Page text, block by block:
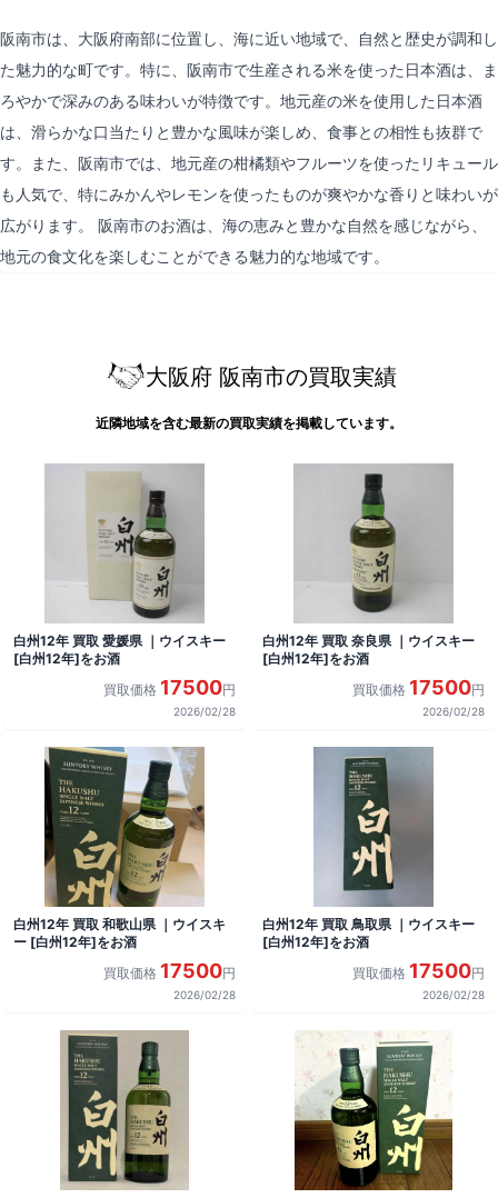
阪南市は、大阪府南部に位置し、海に近い地域で、自然と歴史が調和し
た魅力的な町です。特に、阪南市で生産される米を使った日本酒は、ま
ろやかで深みのある味わいが特徴です。地元産の米を使用した日本酒
は、滑らかな口当たりと豊かな風味が楽しめ、食事との相性も抜群で
す。また、阪南市では、地元産の柑橘類やフルーツを使ったリキュール
も人気で、特にみかんやレモンを使ったものが爽やかな香りと味わいが
広がります。 阪南市のお酒は、海の恵みと豊かな自然を感じながら、
地元の食文化を楽しむことができる魅力的な地域です。
大阪府 阪南市の買取実績
近隣地域を含む最新の買取実績を掲載しています。
白州12年 買取 愛媛県 ｜ウイスキー
[白州12年]をお酒
買取価格 17500円
2026/02/28
白州12年 買取 奈良県 ｜ウイスキー
[白州12年]をお酒
買取価格 17500円
2026/02/28
白州12年 買取 和歌山県 ｜ウイスキ
ー [白州12年]をお酒
買取価格 17500円
2026/02/28
白州12年 買取 鳥取県 ｜ウイスキー
[白州12年]をお酒
買取価格 17500円
2026/02/28